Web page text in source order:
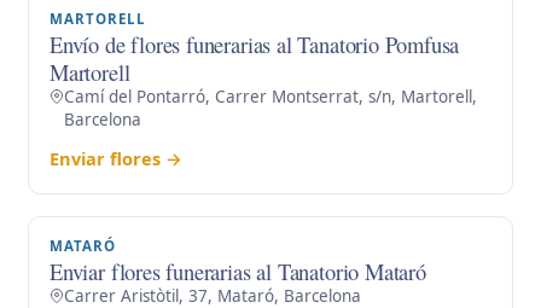
MARTORELL
Envío de flores funerarias al Tanatorio Pomfusa
Martorell
Camí del Pontarró, Carrer Montserrat, s/n, Martorell,
Barcelona
Enviar flores →
MATARÓ
Enviar flores funerarias al Tanatorio Mataró
Carrer Aristòtil, 37, Mataró, Barcelona